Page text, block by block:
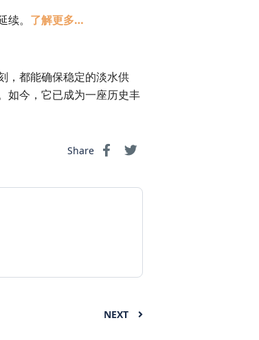
。 了解更多…
，都能确保稳定的淡水供
如今，它已成为一座历史丰
Share
NEXT